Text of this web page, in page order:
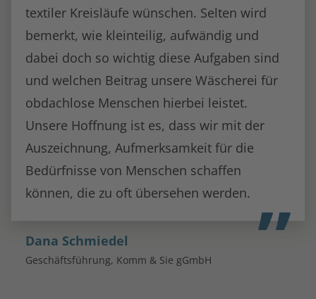
textiler Kreisläufe wünschen. Selten wird
bemerkt, wie kleinteilig, aufwändig und
dabei doch so wichtig diese Aufgaben sind
und welchen Beitrag unsere Wäscherei für
obdachlose Menschen hierbei leistet.
Unsere Hoffnung ist es, dass wir mit der
Auszeichnung, Aufmerksamkeit für die
Bedürfnisse von Menschen schaffen
können, die zu oft übersehen werden.
Dana Schmiedel
Geschäftsführung, Komm & Sie gGmbH